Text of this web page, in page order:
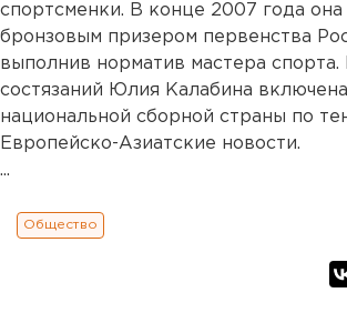
спортсменки. В конце 2007 года она
бронзовым призером первенства
выполнив норматив мастера спорта.
состязаний Юлия Калабина
национальной сборной страны по
Европейско-Азиатские новости.
...
Общество